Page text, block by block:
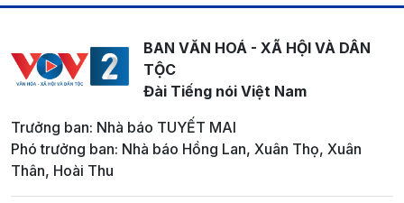
BAN VĂN HOÁ - XÃ HỘI VÀ DÂN
TỘC
Đài Tiếng nói Việt Nam
Trưởng ban: Nhà báo TUYẾT MAI
Phó trưởng ban: Nhà báo Hồng Lan, Xuân Thọ, Xuân
Thân, Hoài Thu